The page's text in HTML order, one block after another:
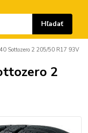
Hľadať
Sottozero 2 205/50 R17 93V
2